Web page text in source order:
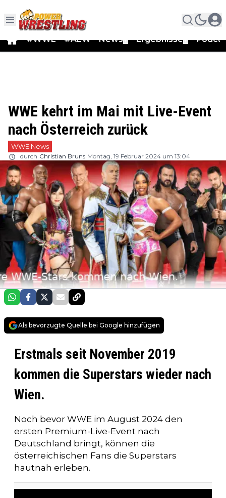
#WWE #AEW News Ergebnisse
WWE kehrt im Mai mit Live-Event
nach Österreich zurück
WWE News
durch Christian Bruns Montag, 19 Februar 2024 um 13:04
Als bevorzugte Quelle bei Google hinzufügen
Erstmals seit November 2019
kommen die Superstars wieder nach
Wien.
Noch bevor WWE im August 2024 den
ersten Premium-Live-Event nach
Deutschland bringt, können die
österreichischen Fans die Superstars
hautnah erleben.